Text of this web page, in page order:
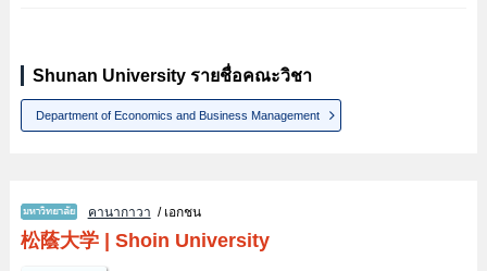
Shunan University รายชื่อคณะวิชา
Department of Economics and Business Management
คานากาวา / เอกชน
松蔭大学| Shoin University